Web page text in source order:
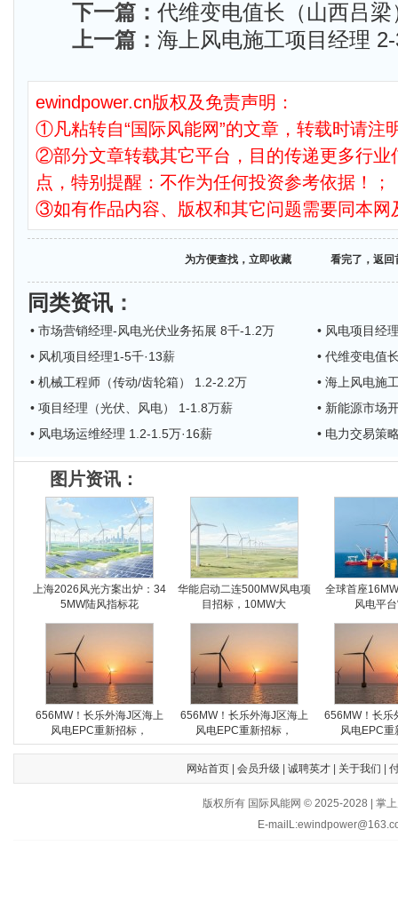
下一篇： 代维变电值长（山西吕
上一篇： 海上风电施工项目经理
ewindpower.cn版权及免责声明：
①凡粘转自“国际风能网”的文章，转载时请注
②部分文章转载其它平台，目的传递更多行业
点，特别提醒：不作为任何投资参考依据！；
③如有作品内容、版权和其它问题需要同本网
为方便查找，立即收藏 看完了，返回
同类资讯 ：
• 市场营销经理-风电光伏业务拓展 8千-1.2万
• 风电项目经
• 风机项目经理1-5千·13薪
• 代维变电值
• 机械工程师（传动/齿轮箱） 1.2-2.2万
• 海上风电施
• 项目经理（光伏、风电） 1-1.8万薪
• 新能源市场
• 风电场运维经理 1.2-1.5万·16薪
• 电力交易策
图片资讯：
上海2026风光方案出炉：34
5MW陆风指标花
华能启动二连500MW风电项
目招标，10MW大
全球首座
风电平
656MW！长乐外海J区海上
风电EPC重新招标，
656MW！长乐外海J区海上
风电EPC重新招标，
656MW！长乐
风电EPC重
网站首页| 会员升级 诚聘英才| 关于我们
版权所有 国际风能网 © 2025-2028 | 掌
E-